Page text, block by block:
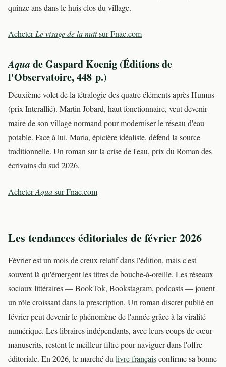
quinze ans dans le huis clos du village.
AcheterLe visage de la nuitsur Fnac.com
Aqua de Gaspard Koenig (Éditions de
l'Observatoire, 448 p.)
Deuxième volet de la tétralogie des quatre éléments après Humus
(prix Interallié). Martin Jobard, haut fonctionnaire, veut devenir
maire de son village normand pour moderniser le réseau d'eau
potable. Face à lui, Maria, épicière idéaliste, défend la source
traditionnelle. Un roman sur la crise de l'eau, prix du Roman des
écrivains du sud 2026.
AcheterAquasur Fnac.com
Les tendances éditoriales de février 2026
Février est un mois de creux relatif dans l'édition, mais c'est
souvent là qu'émergent les titres de bouche-à-oreille. Les réseaux
sociaux littéraires — BookTok, Bookstagram, podcasts — jouent
un rôle croissant dans la prescription. Un roman discret publié en
février peut devenir le phénomène de l'année grâce à la viralité
numérique. Les libraires indépendants, avec leurs coups de cœur
manuscrits, restent le meilleur filtre pour naviguer dans l'offre
éditoriale. En 2026, le marché dulivre françaisconfirme sa bonne